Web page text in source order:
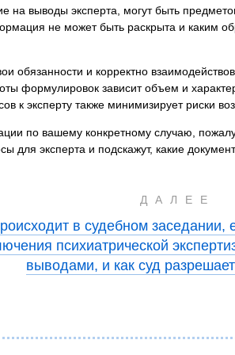
на выводы эксперта, могут быть
не может быть раскрыта и каким
обязанности и корректно
формулировок зависит объем и
к эксперту также минимизирует
по вашему конкретному случаю,
для эксперта и подскажут, какие
ДАЛЕЕ
в судебном
психиатрической
выводами, и как суд